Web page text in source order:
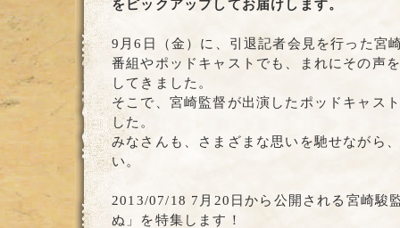
をピックアップしてお届けします。
9月6日（金）に、引退記者会見を行った宮
番組やポッドキャストでも、まれにその声
してきました。
そこで、宮崎監督が出演したポッドキャス
した。
みなさんも、さまざまな思いを馳せながら
い。
2013/07/18 7月20日から公開される宮崎駿
ぬ」を特集します！